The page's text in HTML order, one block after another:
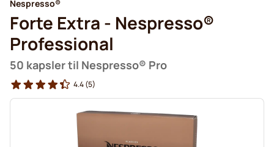
Nespresso®
Forte Extra - Nespresso®
Professional
50 kapsler til Nespresso® Pro
4.4(5)